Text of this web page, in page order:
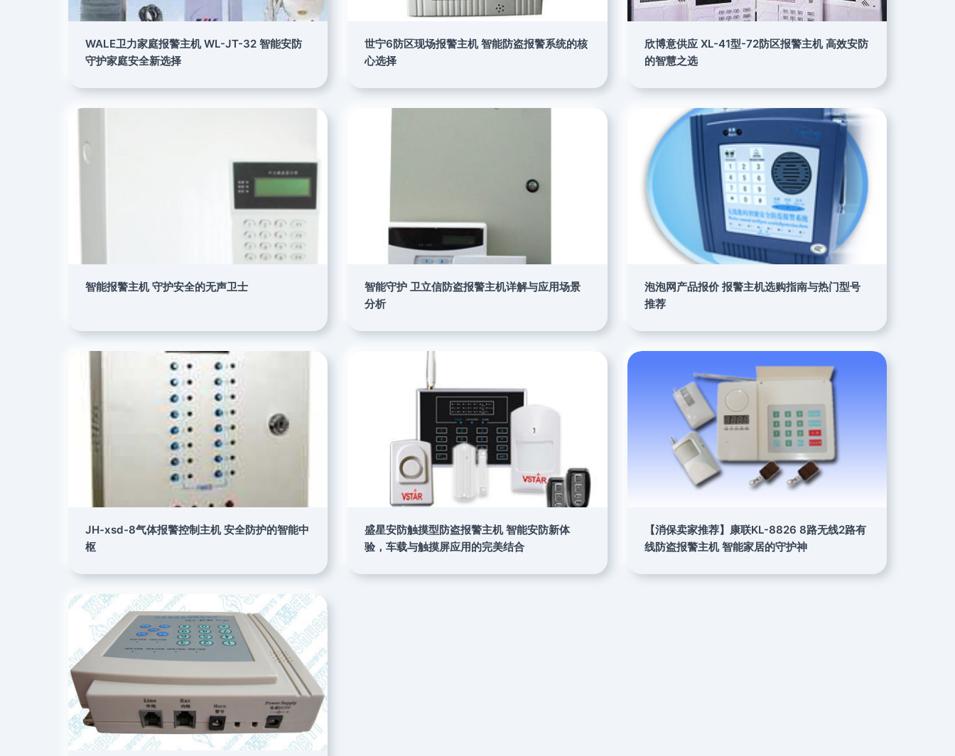
WALE卫力家庭报警主机 WL-JT-32 智能安防
守护家庭安全新选择
世宁6防区现场报警主机 智能防盗报警系统的核
心选择
欣博意供应 XL-41型-72防区报警主机 高效安防
的智慧之选
智能报警主机 守护安全的无声卫士
智能守护 卫立信防盗报警主机详解与应用场景
分析
泡泡网产品报价 报警主机选购指南与热门型号
推荐
JH-xsd-8气体报警控制主机 安全防护的智能中
枢
盛星安防触摸型防盗报警主机 智能安防新体
验，车载与触摸屏应用的完美结合
【消保卖家推荐】康联KL-8826 8路无线2路有
线防盗报警主机 智能家居的守护神